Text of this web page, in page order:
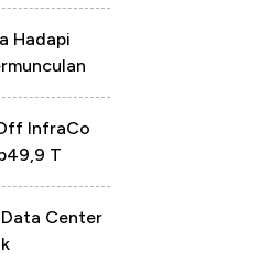
Hadapi
InfraCo
T
Center